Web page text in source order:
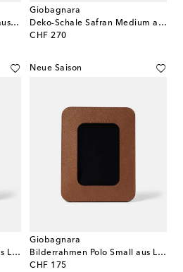
Deko-Schale Safran Large aus Leder
Giobagnara
Deko-Schale Safran Medium aus Leder
CHF 270
original price
Bilderrahmen Polo Small aus Leder
Neue Saison
Giobagnara
Bilderrahmen Polo Small aus Leder
CHF 175
original price